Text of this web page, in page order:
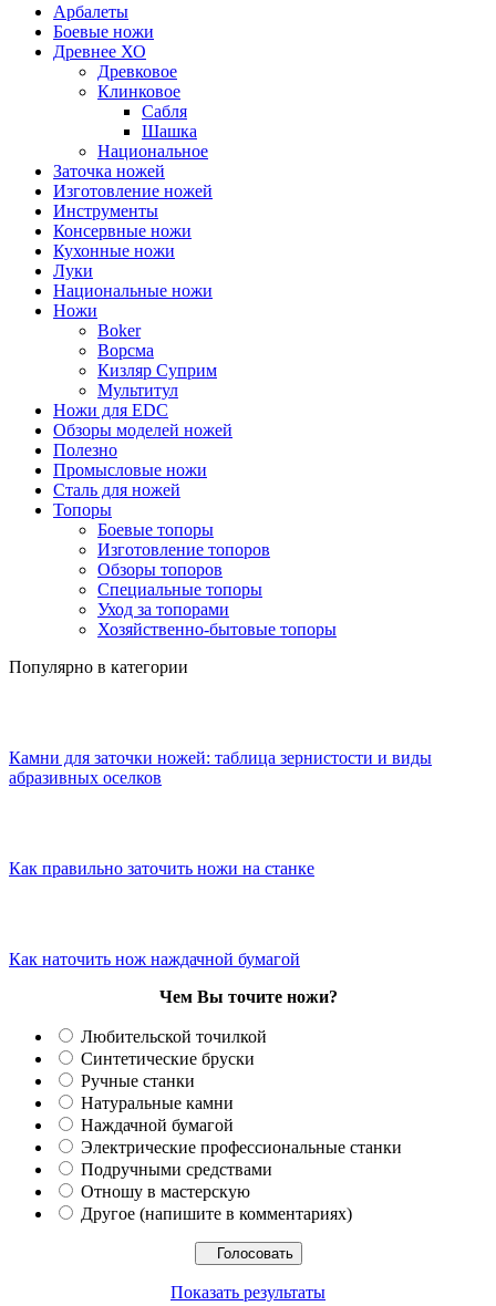
Арбалеты
Боевые ножи
Древнее ХО
Древковое
Клинковое
Сабля
Шашка
Национальное
Заточка ножей
Изготовление ножей
Инструменты
Консервные ножи
Кухонные ножи
Луки
Национальные ножи
Ножи
Boker
Ворсма
Кизляр Суприм
Мультитул
Ножи для EDC
Обзоры моделей ножей
Полезно
Промысловые ножи
Сталь для ножей
Топоры
Боевые топоры
Изготовление топоров
Обзоры топоров
Специальные топоры
Уход за топорами
Хозяйственно-бытовые топоры
Популярно в категории
Камни для заточки ножей: таблица зернистости и виды
абразивных оселков
Как правильно заточить ножи на станке
Как наточить нож наждачной бумагой
Чем Вы точите ножи?
Любительской точилкой
Синтетические бруски
Ручные станки
Натуральные камни
Наждачной бумагой
Электрические профессиональные станки
Подручными средствами
Отношу в мастерскую
Другое (напишите в комментариях)
Показать результаты